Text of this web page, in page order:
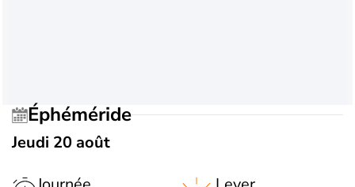
Éphéméride
Jeudi 20 août